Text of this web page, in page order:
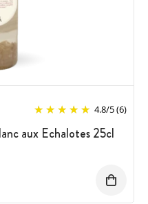
4.8/5(6)
aux Echalotes 25cl